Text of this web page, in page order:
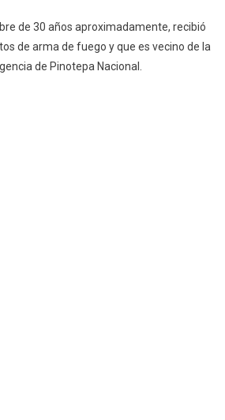
de 30 años aproximadamente, recibió
de arma de fuego y que es vecino de la
de Pinotepa Nacional.